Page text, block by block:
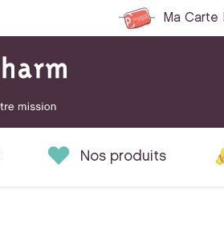
Ma Carte
Nos produits